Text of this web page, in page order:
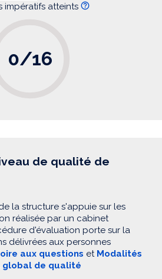
impératifs atteints
0/16
de qualité de
la structure s'appuie sur les
réalisée par un cabinet
d'évaluation porte sur la
délivrées aux personnes
aux questions et Modalités
global de qualité